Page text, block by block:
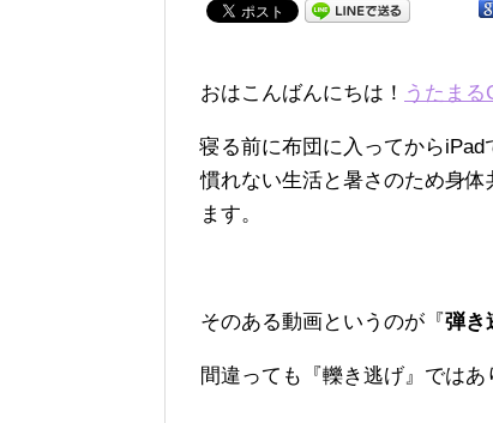
おはこんばんにちは！ うたまる
寝る前に布団に入ってからiPad
慣れない生活と暑さのため身
ます。
そのある動画というのが『弾き
間違っても『轢き逃げ』ではあ